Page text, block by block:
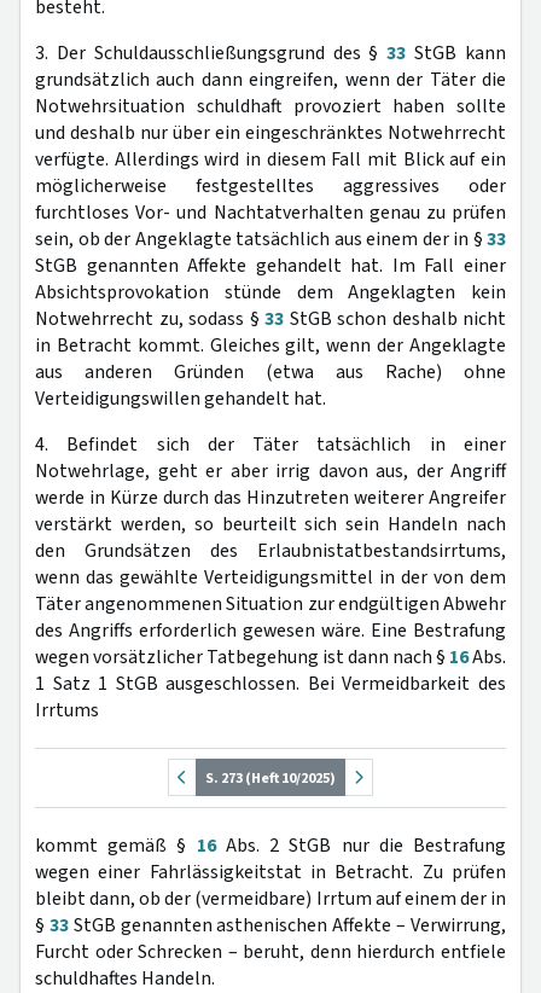
besteht.
3. Der Schuldausschließungsgrund des §33 StGB kann
grundsätzlich auch dann eingreifen, wenn der Täter die
Notwehrsituation schuldhaft provoziert haben sollte
und deshalb nur über ein eingeschränktes Notwehrrecht
verfügte. Allerdings wird in diesem Fall mit Blick auf ein
möglicherweise festgestelltes aggressives oder
furchtloses Vor- und Nachtatverhalten genau zu prüfen
sein, ob der Angeklagte tatsächlich aus einem der in §33
StGB genannten Affekte gehandelt hat. Im Fall einer
Absichtsprovokation stünde dem Angeklagten kein
Notwehrrecht zu, sodass § 33 StGB schon deshalb nicht
in Betracht kommt. Gleiches gilt, wenn der Angeklagte
aus anderen Gründen (etwa aus Rache) ohne
Verteidigungswillen gehandelt hat.
4. Befindet sich der Täter tatsächlich in einer
Notwehrlage, geht er aber irrig davon aus, der Angriff
werde in Kürze durch das Hinzutreten weiterer Angreifer
verstärkt werden, so beurteilt sich sein Handeln nach
den Grundsätzen des Erlaubnistatbestandsirrtums,
wenn das gewählte Verteidigungsmittel in der von dem
Täter angenommenen Situation zur endgültigen Abwehr
des Angriffs erforderlich gewesen wäre. Eine Bestrafung
wegen vorsätzlicher Tatbegehung ist dann nach § 16Abs.
1 Satz 1 StGB ausgeschlossen. Bei Vermeidbarkeit des
Irrtums
S. 273 (Heft 10/2025)
kommt gemäß § 16Abs. 2 StGB nur die Bestrafung
wegen einer Fahrlässigkeitstat in Betracht. Zu prüfen
bleibt dann, ob der (vermeidbare) Irrtum auf einem der in
§ 33StGB genannten asthenischen Affekte – Verwirrung,
Furcht oder Schrecken – beruht, denn hierdurch entfiele
schuldhaftes Handeln.